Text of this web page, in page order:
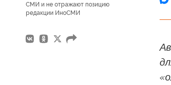
СМИ и не отражают позицию
редакции ИноСМИ